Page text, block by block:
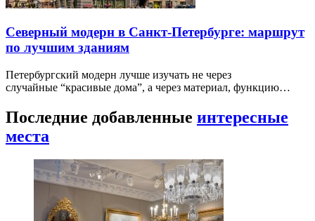
Северный модерн в Санкт-Петербурге: маршрут
по лучшим зданиям
Петербургский модерн лучше изучать не через
случайные “красивые дома”, а через материал, функцию…
Последние добавленные интересные
места